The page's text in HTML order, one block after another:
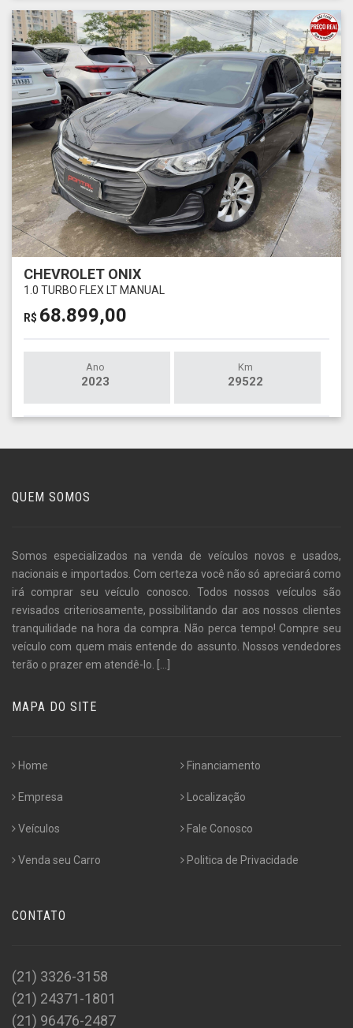
CHEVROLET ONIX
1.0 TURBO FLEX LT MANUAL
R$ 68.899,00
Ano
2023
Km
29522
QUEM SOMOS
Somos especializados na venda de veículos novos e usados,
nacionais e importados. Com certeza você não só apreciará como
irá comprar seu veículo conosco. Todos nossos veículos são
revisados criteriosamente, possibilitando dar aos nossos clientes
tranquilidade na hora da compra. Não perca tempo! Compre seu
veículo com quem mais entende do assunto. Nossos vendedores
terão o prazer em atendê-lo.
MAPA DO SITE
Home
Empresa
Veículos
Venda seu Carro
Financiamento
Localização
Fale Conosco
Politica de Privacidade
CONTATO
(21) 3326-3158
(21) 24371-1801
(21) 96476-2487